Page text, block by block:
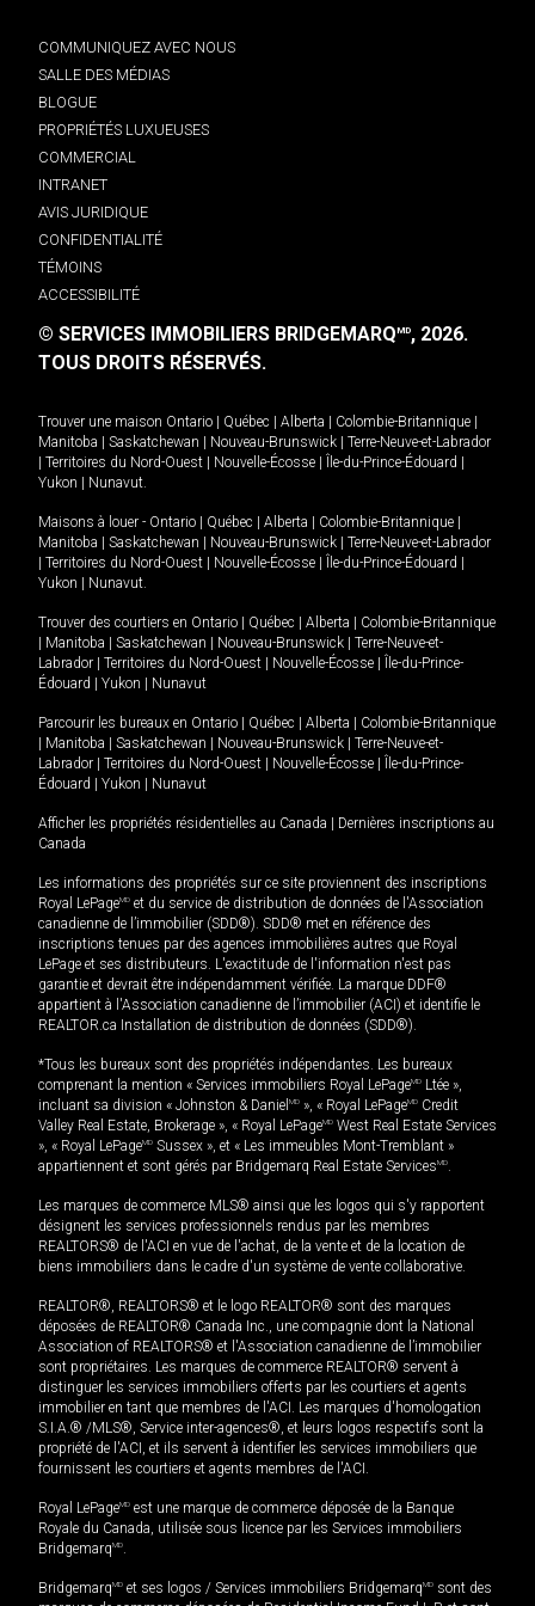
COMMUNIQUEZ AVEC NOUS
SALLE DES MÉDIAS
BLOGUE
PROPRIÉTÉS LUXUEUSES
COMMERCIAL
INTRANET
AVIS JURIDIQUE
CONFIDENTIALITÉ
TÉMOINS
ACCESSIBILITÉ
© SERVICES IMMOBILIERS BRIDGEMARQMD, 2026.
TOUS DROITS RÉSERVÉS.
Trouver une maison Ontario Québec Alberta Colombie-Britannique
Manitoba
Saskatchewan Nouveau-Brunswick
Terre-Neuve-et-Labrador
Territoires du Nord-Ouest Nouvelle-Écosse Île-du-Prince-Édouard
Yukon
Nunavut.
Maisons à louer - Ontario Québec Alberta Colombie-Britannique
Manitoba
Saskatchewan Nouveau-Brunswick
Terre-Neuve-et-Labrador
Territoires du Nord-Ouest Nouvelle-Écosse Île-du-Prince-Édouard
Yukon
Nunavut.
Trouver des courtiers en Ontario Québec Alberta
Colombie-Britannique
Manitoba Saskatchewan Nouveau-Brunswick
Terre-Neuve-et-
Labrador
Territoires du Nord-Ouest Nouvelle-Écosse
Île-du-Prince-
Édouard
Yukon Nunavut
Parcourir les bureaux en Ontario Québec Alberta
Colombie-Britannique
Manitoba Saskatchewan Nouveau-Brunswick
Terre-Neuve-et-
Labrador
Territoires du Nord-Ouest Nouvelle-Écosse
Île-du-Prince-
Édouard
Yukon Nunavut
Afficher les propriétés résidentielles au Canada
Dernières inscriptions au
Canada
Les informations des propriétés sur ce site proviennent des inscriptions
Royal LePageMD et du service de distribution de données de l'Association
canadienne de l’immobilier (SDD®). SDD® met en référence des
inscriptions tenues par des agences immobilières autres que Royal
LePage et ses distributeurs. L'exactitude de l'information n'est pas
garantie et devrait être indépendamment vérifiée. La marque DDF®
appartient à l'Association canadienne de l’immobilier (ACI) et identifie le
REALTOR.ca Installation de distribution de données (SDD®).
*Tous les bureaux sont des propriétés indépendantes. Les bureaux
comprenant la mention « Services immobiliers Royal LePageMD Ltée »,
incluant sa division « Johnston & Daniel MD », « Royal LePageMD Credit
Valley Real Estate, Brokerage », « Royal LePageMD West Real Estate Services
», « Royal LePageMD Sussex », et « Les immeubles Mont-Tremblant »
appartiennent et sont gérés par Bridgemarq Real Estate ServicesMD.
Les marques de commerce MLS® ainsi que les logos qui s'y rapportent
désignent les services professionnels rendus par les membres
REALTORS® de l'ACI en vue de l'achat, de la vente et de la location de
biens immobiliers dans le cadre d'un système de vente collaborative.
REALTOR®, REALTORS® et le logo REALTOR® sont des marques
déposées de REALTOR® Canada Inc., une compagnie dont la National
Association of REALTORS® et l'Association canadienne de l’immobilier
sont propriétaires. Les marques de commerce REALTOR® servent à
distinguer les services immobiliers offerts par les courtiers et agents
immobilier en tant que membres de l'ACI. Les marques d'homologation
S.I.A.® /MLS®, Service inter-agences®, et leurs logos respectifs sont la
propriété de l'ACI, et ils servent à identifier les services immobiliers que
fournissent les courtiers et agents membres de l'ACI.
Royal LePageMD est une marque de commerce déposée de la Banque
Royale du Canada, utilisée sous licence par les Services immobiliers
BridgemarqMD.
BridgemarqMD et ses logos / Services immobiliers BridgemarqMD sont des